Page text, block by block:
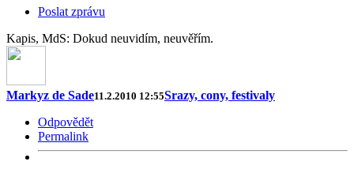
Poslat zprávu
Kapis, MdS: Dokud neuvidím, neuvěřím.
Markyz de Sade11.2.2010 12:55Srazy, cony, festivaly
Odpovědět
Permalink